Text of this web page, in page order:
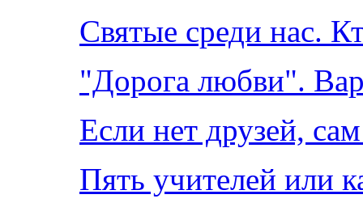
Святые среди нас.
"Дорога любви".
Если нет друзей,
Пять учителей или